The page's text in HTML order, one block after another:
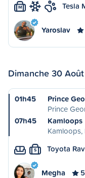
M Tesla
Yaroslav
Dimanche 30 Août
01h45
Prince
Prince
07h45
Kamloops
Kamloops,
S Toyota
Megha